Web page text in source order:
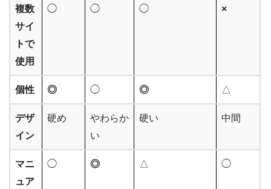
複数
サイ
トで
使用
◯ ◯ ◯ ×
個性 ◎ ◯ ◎ △
デザ
イン
硬め
やわらか
い
硬い 中間
マニ
ュア
◯ ◎ △ ◯